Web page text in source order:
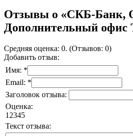
Отзывы о «СКБ-Банк,
Дополнительный офис
Средняя оценка: 0. (Отзывов: 0)
Добавить отзыв:
Имя: *
Email: *
Заголовок отзыва:
Оценка:
1 2345
Текст отзыва: